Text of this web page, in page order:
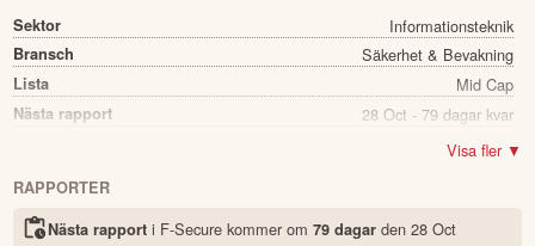
Sektor
Informationsteknik
Bransch Säkerhet & Bevakning
Lista Mid Cap
Nästa rapport 28 Oct - 79 dagar kvar
Ja
Namn F-Secure
Visa fler ▼
RAPPORTER
Nästa rapport i F-Secure kommer om 79 dagarden 28 Oct